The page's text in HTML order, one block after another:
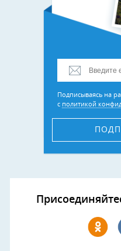
Подписываясь на
с политикой